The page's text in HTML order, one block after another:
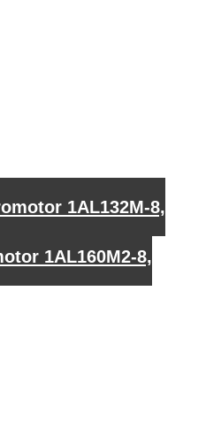
1AL132M-8,
1AL160M2-8,